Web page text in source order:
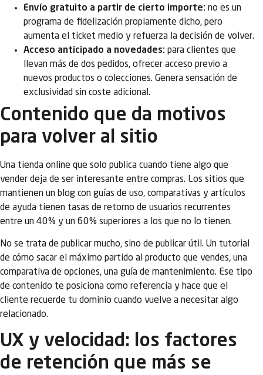
Envío gratuito a partir de cierto importe: no es un
programa de fidelización propiamente dicho, pero
aumenta el ticket medio y refuerza la decisión de volver.
Acceso anticipado a novedades: para clientes que
llevan más de dos pedidos, ofrecer acceso previo a
nuevos productos o colecciones. Genera sensación de
exclusividad sin coste adicional.
Contenido que da motivos
para volver al sitio
Una tienda online que solo publica cuando tiene algo que
vender deja de ser interesante entre compras. Los sitios que
mantienen un blog con guías de uso, comparativas y artículos
de ayuda tienen tasas de retorno de usuarios recurrentes
entre un 40% y un 60% superiores a los que no lo tienen.
No se trata de publicar mucho, sino de publicar útil. Un tutorial
de cómo sacar el máximo partido al producto que vendes, una
comparativa de opciones, una guía de mantenimiento. Ese tipo
de contenido te posiciona como referencia y hace que el
cliente recuerde tu dominio cuando vuelve a necesitar algo
relacionado.
UX y velocidad: los factores
de retención que más se